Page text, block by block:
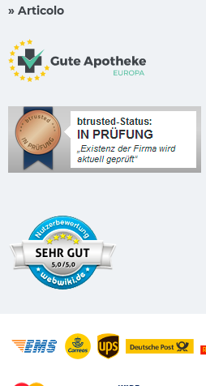
» Articolo